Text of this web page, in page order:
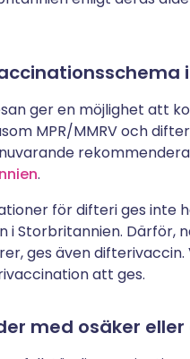
ger en möjlighet att
MPR/MMRV och
.
för difteri ges inte
i Storbritannien. Därför,
ges även
att ges.
med osäker